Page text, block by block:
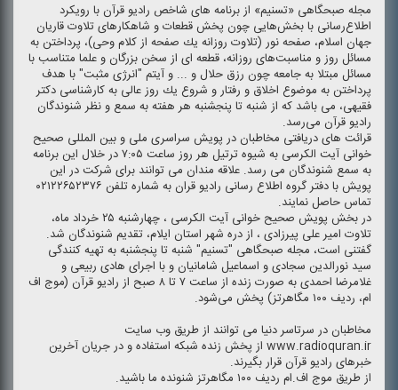
مجله صبحگاهی «تسنیم» از برنامه های شاخص رادیو قرآن با رویكرد
اطلاع‌رسانی با بخش‌هایی چون پخش قطعات و شاهكارهای تلاوت قاریان
جهان اسلام، صفحه نور (تلاوت روزانه یك صفحه از كلام وحی)، پرداختن به
مسائل روز و مناسبت‌های روزانه، قطعه ای از سخن بزرگان و علما متناسب با
مسائل مبتلا به جامعه چون رزق حلال و ... و آیتم "انرژی مثبت" با هدف
پرداختن به موضوع اخلاق و رفتار و شروع یك روز عالی به كارشناسی دكتر
فقیهی، می باشد كه از شنبه تا پنجشنبه هر هفته به سمع و نظر شنوندگان
رادیو قرآن می‌رسد.
قرائت های دریافتی مخاطبان در پویش سراسری ملی و بین المللی صحیح
خوانی آیت الكرسی به شیوه ترتیل هر روز ساعت ۷:۰۵ در خلال این برنامه
به سمع شنوندگان می رسد. علاقه مندان می توانند برای شركت در این
پویش با دفتر گروه اطلاع رسانی رادیو قران به شماره تلفن ۰۲۱۲۲۶۵۲۳۷۶
تماس حاصل نمایند.
در بخش پویش صحیح خوانی آیت الكرسی ، چهارشنبه ۲۵ خرداد ماه،
تلاوت امیر علی پیرزادی ، از دره شهر استان ایلام، تقدیم شنوندگان شد.
گفتنی است، مجله صبحگاهی "تسنیم" شنبه تا پنجشنبه به تهیه كنندگی
سید نورالدین سجادی و اسماعیل شامانیان و با اجرای هادی ربیعی و
غلامرضا احمدی به صورت زنده از ساعت ۷ تا ۸ صبح از رادیو قرآن (موج اف
ام، ردیف ۱۰۰ مگاهرتز) پخش می‌شود.
مخاطبان در سرتاسر دنیا می توانند از طریق وب سایت
www.radioquran.ir از پخش زنده شبكه استفاده و در جریان آخرین
خبرهای رادیو قرآن قرار بگیرند.
از طریق موج اف.ام ردیف ۱۰۰ مگاهرتز شنونده ما باشید.